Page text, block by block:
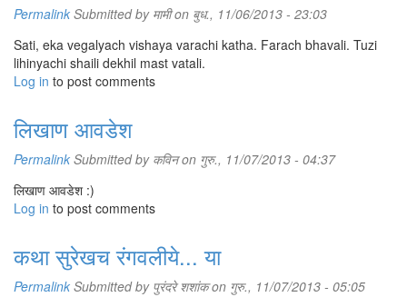
Permalink Submitted by मामीon बुध., 11/06/2013 - 23:03
Sati, eka vegalyach vishaya varachi katha. Farach bhavali. Tuzi
lihinyachi shaili dekhil mast vatali.
Log in to post comments
लिखाण आवडेश
Permalink Submitted by कविनon गुरु., 11/07/2013 - 04:37
लिखाण आवडेश :)
Log in to post comments
कथा सुरेखच रंगवलीये... या
Permalink Submitted by पुरंदरे शशांकon गुरु., 11/07/2013 - 05:05